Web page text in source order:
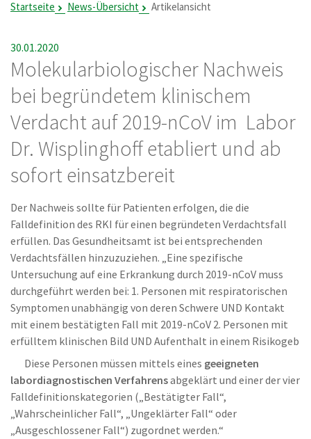
Startseite News-Übersicht Artikelansicht
30.01.2020
Molekularbiologischer Nachweis
bei begründetem klinischem
Verdacht auf 2019-nCoV im ­ Labor
Dr. Wisplinghoff etabliert und ab
sofort einsatzbereit
Der Nachweis sollte für Patienten erfolgen, die die
Falldefinition des RKI für einen begründeten Verdachtsfall
erfüllen. Das Gesundheitsamt ist bei entsprechenden
Verdachtsfällen hinzuzuziehen. „Eine spezifische
Untersuchung auf eine Erkrankung durch 2019-nCoV muss
durchgeführt werden bei: 1. Personen mit respiratorischen
Symptomen unabhängig von deren Schwere UND Kontakt
mit einem bestätigten Fall mit 2019-nCoV 2. Personen mit
erfülltem klinischen Bild UND Aufenthalt in einem Risikogeb
Diese Personen müssen mittels eines geeigneten
labordiagnostischen Verfahrensabgeklärt und einer der vier
Falldefinitionskategorien („Bestätigter Fall“,
„Wahrscheinlicher Fall“, „Ungeklärter Fall“ oder
„Ausgeschlossener Fall“) zugordnet werden.“